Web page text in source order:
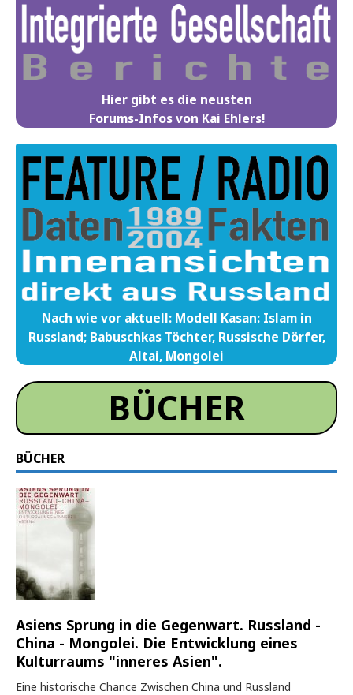
Hier gibt es die neusten
Forums-Infos von Kai Ehlers!
Nach wie vor aktuell: Modell Kasan: Islam in
Russland; Babuschkas Töchter, Russische Dörfer,
Altai, Mongolei
BÜCHER
BÜCHER
Asiens Sprung in die Gegenwart. Russland -
China - Mongolei. Die Entwicklung eines
Kulturraums "inneres Asien".
Eine historische Chance Zwischen China und Russland